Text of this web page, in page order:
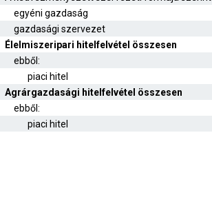
egyéni gazdaság
gazdasági szervezet
Élelmiszeripari hitelfelvétel összesen
ebből:
piaci hitel
Agrárgazdasági hitelfelvétel összesen
ebből:
piaci hitel